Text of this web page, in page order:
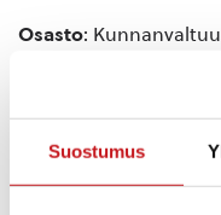
Suostumus
Osasto:
Valtuutettujen
Kokouksen